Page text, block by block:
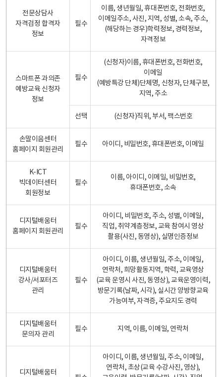
전문상담사
자격검정 합격자
정보
필수
이름, 생년월일, 휴대폰번호, 전화번호,
이메일주소, 사진, 지역, 성별, 소속, 주소,
(해당하는 경우)학력정보, 경력정보,
자격정보
스마트폰 과의존
예방교육 신청자
정보
필수
(신청자)이름, 휴대폰번호, 전화번호,
이메일
(예방특강 단체)단체명, 신청자, 단체구분,
지역, 주소
선택 (신청자)직위, 부서, 팩스번호
손말이음센터
홈페이지 회원관리
필수 아이디, 비밀번호, 휴대폰번호, 이메일
K-ICT
빅데이터센터
회원정보
필수
이름, 아이디, 이메일, 비밀번호,
휴대폰번호, 소속
디지털배움터
홈페이지 회원관리
필수
아이디, 비밀번호, 주소, 성별, 이메일,
직업, 취약계층정보, 교육 참여시 영상
촬용(사진, 동영상), 실명인증정보
디지털배움터
강사/서포터즈
관리
필수
아이디, 이름, 생년월일, 주소, 이메일,
연락처, 희망활동지역, 학력, 교육영상
(교육 운영시 사진, 동영상), 교육운영이력,
방문기록(날짜, 시각), 실시간 양방향교육
가능여부, 자격증, 주요지도 경력
디지털배움터
문의자 관리
필수 지역, 이름, 이메일, 연락처
디지털배움터
아이디, 이름, 생년월일, 주소, 이메일,
연락처, 초상(교육 수강사진, 영상),